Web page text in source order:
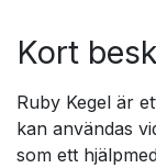
Kort
Ruby Kegel är
kan användas
som ett